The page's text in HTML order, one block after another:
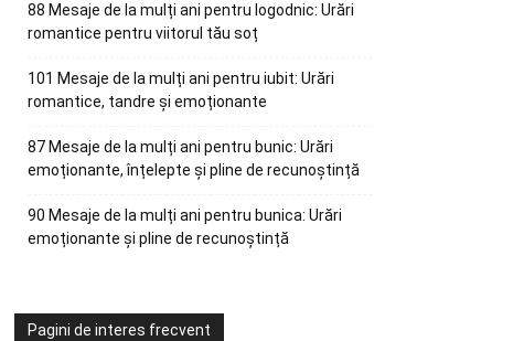
88 Mesaje de la mulți ani pentru logodnic: Urări
romantice pentru viitorul tău soț
101 Mesaje de la mulți ani pentru iubit: Urări
romantice, tandre și emoționante
87 Mesaje de la mulți ani pentru bunic: Urări
emoționante, înțelepte și pline de recunoștință
90 Mesaje de la mulți ani pentru bunica: Urări
emoționante și pline de recunoștință
Pagini de interes frecvent